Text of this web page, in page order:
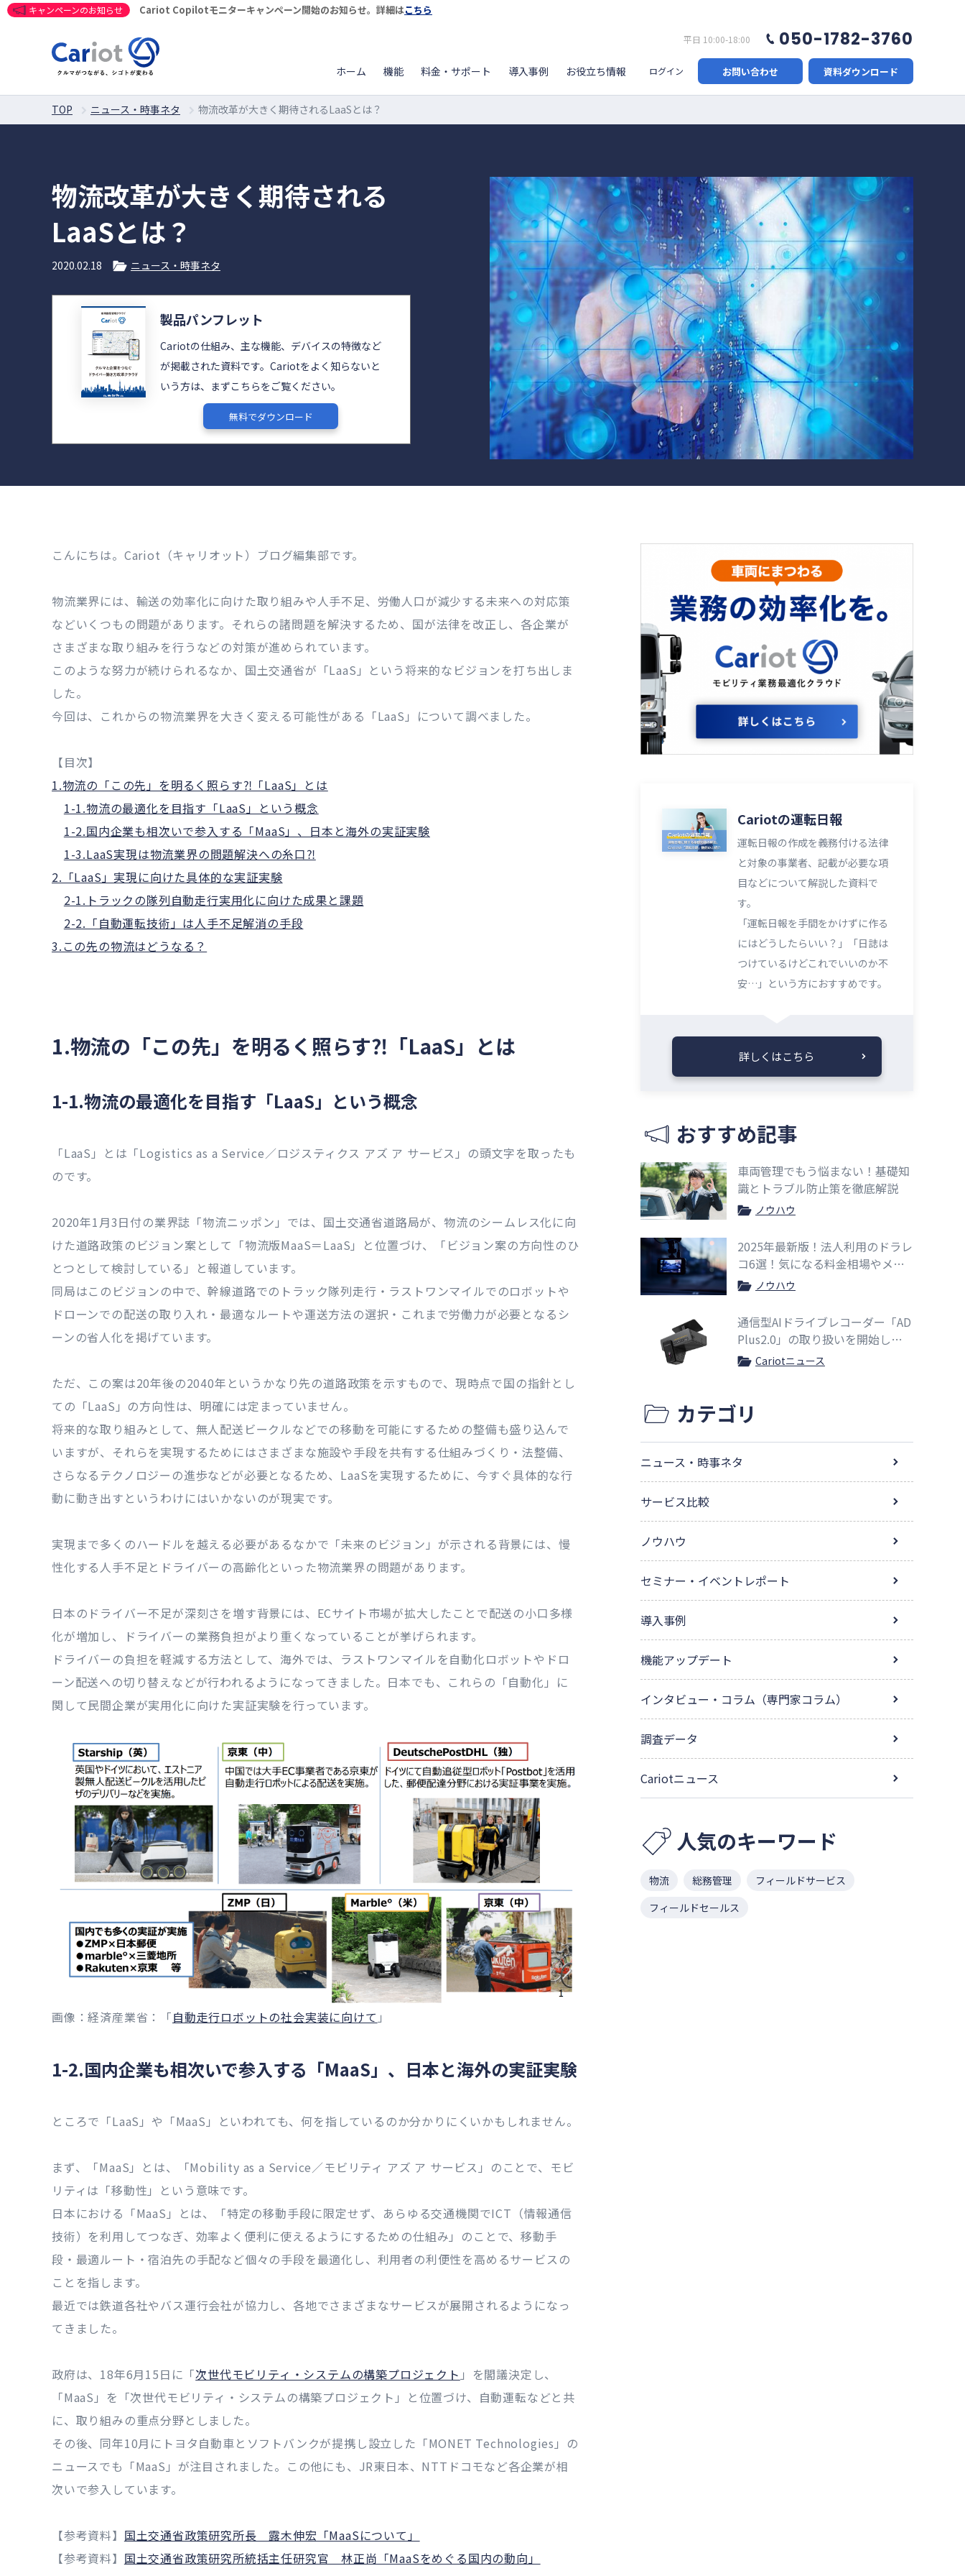
キャンペーンのお知らせ Cariot Copilotモニターキャンペーン開始のお知らせ。詳細はこちら
ホーム 機能 料金・サポート 導入事例 お役立ち情報
平日 10:00-18:00 050-1782-3760
ログイン お問い合わせ 資料ダウンロード
TOP ニュース・時事ネタ 物流改革が大きく期待されるLaaSとは？
物流改革が大きく期待される
LaaSとは？
2020.02.18 ニュース・時事ネタ
製品パンフレット
Cariotの仕組み、主な機能、デバイスの特徴など
が掲載された資料です。Cariotをよく知らないと
いう方は、まずこちらをご覧ください。
無料でダウンロード
こんにちは。Cariot（キャリオット）ブログ編集部です。
物流業界には、輸送の効率化に向けた取り組みや人手不足、労働人口が減少する未来への対応策
などいくつもの問題があります。それらの諸問題を解決するため、国が法律を改正し、各企業が
さまざまな取り組みを行うなどの対策が進められています。
このような努力が続けられるなか、国土交通省が「LaaS」という将来的なビジョンを打ち出しま
した。
今回は、これからの物流業界を大きく変える可能性がある「LaaS」について調べました。
【目次】
1.物流の「この先」を明るく照らす⁈「LaaS」とは
1-1.物流の最適化を目指す「LaaS」という概念
1-2.国内企業も相次いで参入する「MaaS」、日本と海外の実証実験
1-3.LaaS実現は物流業界の問題解決への糸口⁈
2.「LaaS」実現に向けた具体的な実証実験
2-1.トラックの隊列自動走行実用化に向けた成果と課題
2-2.「自動運転技術」は人手不足解消の手段
3.この先の物流はどうなる？
1.物流の「この先」を明るく照らす⁈「LaaS」とは
1-1.物流の最適化を目指す「LaaS」という概念
「LaaS」とは「Logistics as a Service／ロジスティクス アズ ア サービス」の頭文字を取ったも
のです。
2020年1月3日付の業界誌「物流ニッポン」では、国土交通省道路局が、物流のシームレス化に向
けた道路政策のビジョン案として「物流版MaaS＝LaaS」と位置づけ、「ビジョン案の方向性のひ
とつとして検討している」と報道しています。
同局はこのビジョンの中で、幹線道路でのトラック隊列走行・ラストワンマイルでのロボットや
ドローンでの配送の取り入れ・最適なルートや運送方法の選択・これまで労働力が必要となるシ
ーンの省人化を掲げています。
ただ、この案は20年後の2040年というかなり先の道路政策を示すもので、現時点で国の指針とし
ての「LaaS」の方向性は、明確には定まっていません。
将来的な取り組みとして、無人配送ビークルなどでの移動を可能にするための整備も盛り込んで
いますが、それらを実現するためにはさまざまな施設や手段を共有する仕組みづくり・法整備、
さらなるテクノロジーの進歩などが必要となるため、LaaSを実現するために、今すぐ具体的な行
動に動き出すというわけにはいかないのが現実です。
実現まで多くのハードルを越える必要があるなかで「未来のビジョン」が示される背景には、慢
性化する人手不足とドライバーの高齢化といった物流業界の問題があります。
日本のドライバー不足が深刻さを増す背景には、ECサイト市場が拡大したことで配送の小口多様
化が増加し、ドライバーの業務負担がより重くなっていることが挙げられます。
ドライバーの負担を軽減する方法として、海外では、ラストワンマイルを自動化ロボットやドロ
ーン配送への切り替えなどが行われるようになってきました。日本でも、これらの「自動化」に
関して民間企業が実用化に向けた実証実験を行っています。
画像：経済産業省：「自動走行ロボットの社会実装に向けて 」
1-2.国内企業も相次いで参入する「MaaS」、日本と海外の実証実験
ところで「LaaS」や「MaaS」といわれても、何を指しているのか分かりにくいかもしれません。
まず、「MaaS」とは、「Mobility as a Service／モビリティ アズ ア サービス」のことで、モビ
リティは「移動性」という意味です。
日本における「MaaS」とは、「特定の移動手段に限定せず、あらゆる交通機関でICT（情報通信
技術）を利用してつなぎ、効率よく便利に使えるようにするための仕組み」のことで、移動手
段・最適ルート・宿泊先の手配など個々の手段を最適化し、利用者の利便性を高めるサービスの
ことを指します。
最近では鉄道各社やバス運行会社が協力し、各地でさまざまなサービスが展開されるようになっ
てきました。
政府は、18年6月15日に「次世代モビリティ・システムの構築プロジェクト 」を閣議決定し、
「MaaS」を「次世代モビリティ・システムの構築プロジェクト」と位置づけ、自動運転などと共
に、取り組みの重点分野としました。
その後、同年10月にトヨタ自動車とソフトバンクが提携し設立した「MONET Technologies」の
ニュースでも「MaaS」が注目されました。この他にも、JR東日本、NTTドコモなど各企業が相
次いで参入しています。
【参考資料】 国土交通省政策研究所長 露木伸宏「MaaSについて」
【参考資料】 国土交通省政策研究所統括主任研究官 林正尚「MaaSをめぐる国内の動向」
Cariotの運転日報
運転日報の作成を義務付ける法律
と対象の事業者、記載が必要な項
目などについて解説した資料で
す。
「運転日報を手間をかけずに作る
にはどうしたらいい？」「日誌は
つけているけどこれでいいのか不
安…」という方におすすめです。
詳しくはこちら
おすすめ記事
車両管理でもう悩まない！基礎知
識とトラブル防止策を徹底解説
ノウハウ
2025年最新版！法人利用のドラレ
コ6選！気になる料金相場やメリ
ットも紹介
ノウハウ
通信型AIドライブレコーダー「AD
Plus2.0」の取り扱いを開始しま
したCariotニュース
カテゴリ
ニュース・時事ネタ
サービス比較
ノウハウ
セミナー・イベントレポート
導入事例
機能アップデート
インタビュー・コラム（専門家コラム）
調査データ
Cariotニュース
人気のキーワード
物流 総務管理
フィールドサービス
フィールドセールス